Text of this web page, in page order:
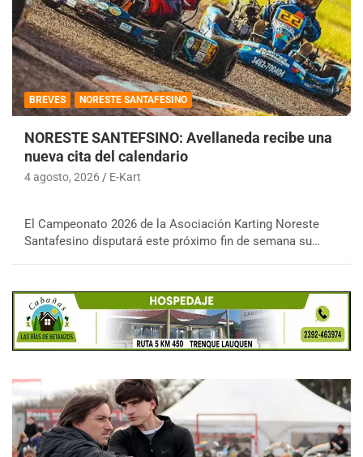
BREVES NORESTE SANTAFESINO
NORESTE SANTEFSINO: Avellaneda recibe una
nueva cita del calendario
4 agosto, 2026 E-Kart
El Campeonato 2026 de la Asociación Karting Noreste
Santafesino disputará este próximo fin de semana su…